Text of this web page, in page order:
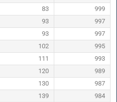
83
999
93
997
93
997
102
995
111
993
120
989
130
987
139
984